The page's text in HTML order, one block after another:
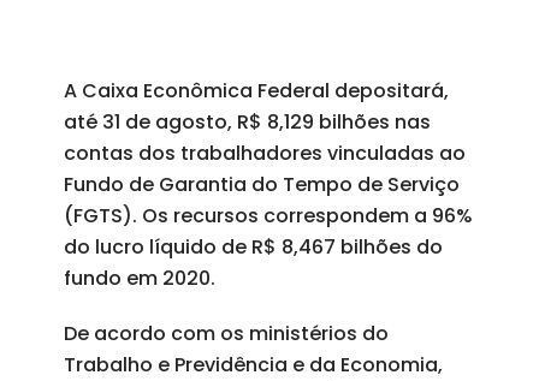
A Caixa Econômica Federal depositará,
até 31 de agosto, R$ 8,129 bilhões nas
contas dos trabalhadores vinculadas ao
Fundo de Garantia do Tempo de Serviço
(FGTS). Os recursos correspondem a 96%
do lucro líquido de R$ 8,467 bilhões do
fundo em 2020.
De acordo com os ministérios do
Trabalho e Previdência e da Economia,